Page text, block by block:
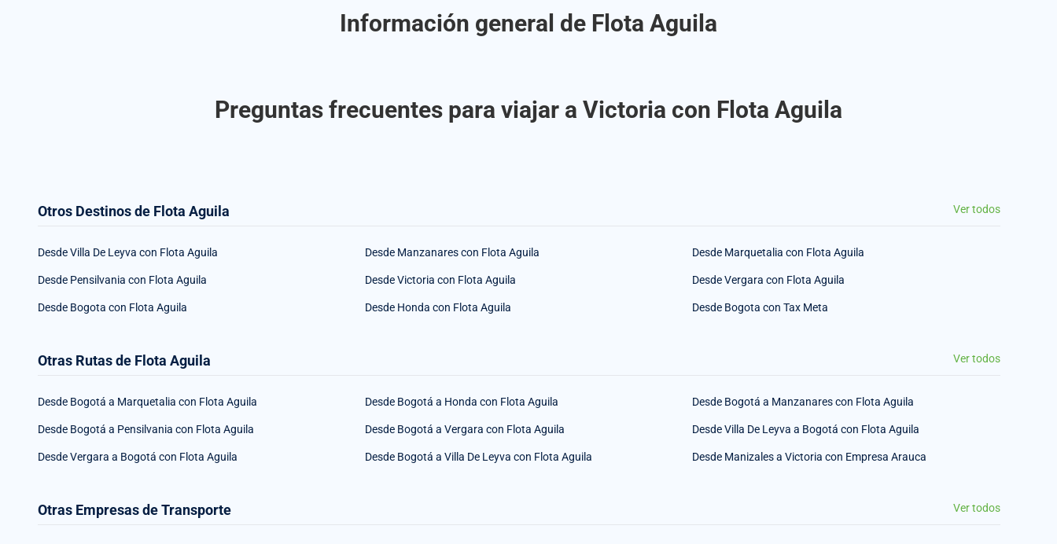
Información general de Flota Aguila
Preguntas frecuentes para viajar a Victoria con Flota Aguila
Otros Destinos de Flota Aguila Ver todos
Desde Villa De Leyva con Flota Aguila Desde Manzanares con Flota Aguila Desde Marquetalia con Flota Aguila
Desde Pensilvania con Flota Aguila Desde Victoria con Flota Aguila Desde Vergara con Flota Aguila
Desde Bogota con Flota Aguila Desde Honda con Flota Aguila Desde Bogota con Tax Meta
Otras Rutas de Flota Aguila Ver todos
Desde Bogotá a Marquetalia con Flota Aguila Desde Bogotá a Honda con Flota Aguila Desde Bogotá a Manzanares con Flota Aguila
Desde Bogotá a Pensilvania con Flota Aguila Desde Bogotá a Vergara con Flota Aguila Desde Villa De Leyva a Bogotá con Flota Aguila
Desde Vergara a Bogotá con Flota Aguila Desde Bogotá a Villa De Leyva con Flota Aguila Desde Manizales a Victoria con Empresa Arauca
Otras Empresas de Transporte Ver todos